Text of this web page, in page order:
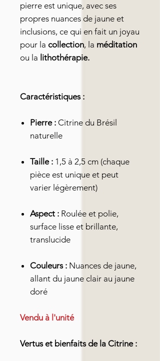
pierre est unique, avec ses
propres nuances de jaune et
inclusions, ce qui en fait un joyau
pour la collection, la méditation
ou la lithothérapie.
Caractéristiques :
Pierre : Citrine du Brésil
naturelle
Taille : 1,5 à 2,5 cm (chaque
pièce est unique et peut
varier légèrement)
Aspect : Roulée et polie,
surface lisse et brillante,
translucide
Couleurs : Nuances de jaune,
allant du jaune clair au jaune
doré
Vendu à l'unité
Vertus et bienfaits de la Citrine :